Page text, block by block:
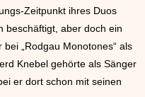
Zeitpunkt ihres Duos
beschäftigt, aber doch ein
„Rodgau Monotones“ als
Knebel gehörte als Sänger
er dort schon mit seinen